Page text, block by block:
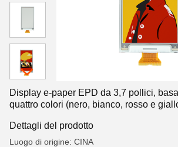
Display e-paper EPD da 3,7 pollici,
quattro colori (nero, bianco, rosso e
Dettagli del prodotto
Luogo di origine: CINA